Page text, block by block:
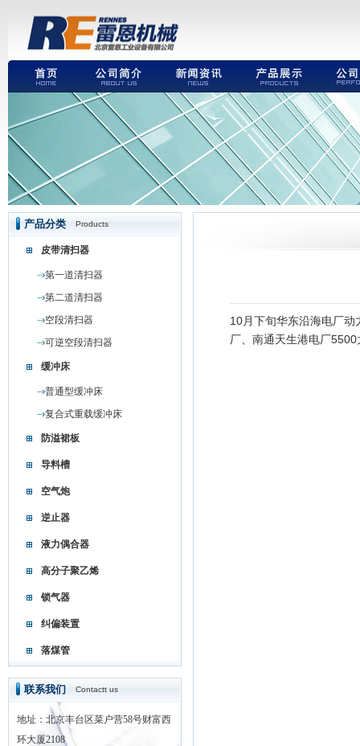
产品分类 Products
皮带清扫器
第一道清扫器
第二道清扫器
空段清扫器
可逆空段清扫器
缓冲床
普通型缓冲床
复合式重载缓冲床
防溢裙板
导料槽
空气炮
逆止器
液力偶合器
高分子聚乙烯
锁气器
纠偏装置
落煤管
联系我们 Contactt us
地址：北京丰台区菜户营58号财富西
环大厦2108
10月下旬华东沿海电厂
厂、南通天生港电厂